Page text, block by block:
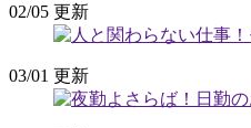
02/05 更新
03/01 更新